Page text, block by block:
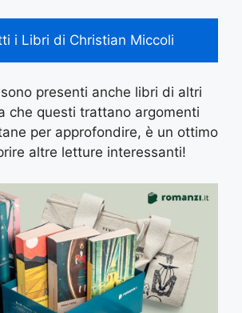
i Libri di Christian Miccoli
presenti anche libri di altri
che questi trattano argomenti
per approfondire, è un ottimo
altre letture interessanti!